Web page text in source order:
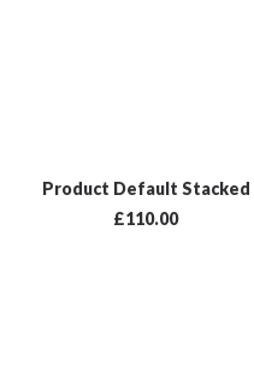
LISÄÄ OSTOSKORIIN
Product Default Stacked
£110.00